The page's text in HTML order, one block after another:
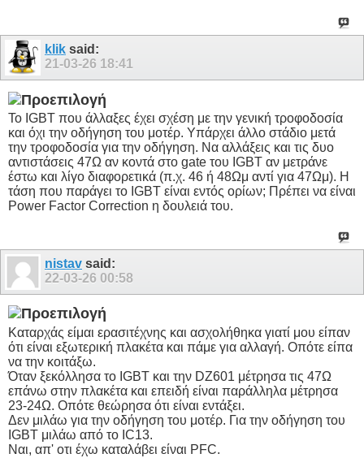
klik said:
21-03-26 18:41
Το IGBT που άλλαξες έχει σχέση με την γενική τροφοδοσία
και όχι την οδήγηση του μοτέρ. Υπάρχει άλλο στάδιο μετά
την τροφοδοσία για την οδήγηση. Να αλλάξεις και τις δυο
αντιστάσεις 47Ω αν κοντά στο gate του IGBT αν μετράνε
έστω και λίγο διαφορετικά (π.χ. 46 ή 48Ωμ αντί για 47Ωμ). Η
τάση που παράγει το IGBT είναι εντός ορίων; Πρέπει να είναι
Power Factor Correction η δουλειά του.
nistav said:
22-03-26 00:58
Καταρχάς είμαι ερασιτέχνης και ασχολήθηκα γιατί μου είπαν
ότι είναι εξωτερική πλακέτα και πάμε για αλλαγή. Οπότε είπα
να την κοιτάξω.
Όταν ξεκόλλησα το IGBT και την DZ601 μέτρησα τις 47Ω
επάνω στην πλακέτα και επειδή είναι παράλληλα μέτρησα
23-24Ω. Οπότε θεώρησα ότι είναι εντάξει.
Δεν μιλάω για την οδήγηση του μοτέρ. Για την οδήγηση του
IGBT μιλάω από το IC13.
Nαι, απ' οτι έχω καταλάβει είναι PFC.